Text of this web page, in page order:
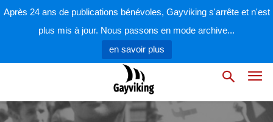
Après 24 ans de publications bénévoles, Gayviking s'arrête et n'est
plus mis à jour. Nous passons en mode archive...
en savoir plus